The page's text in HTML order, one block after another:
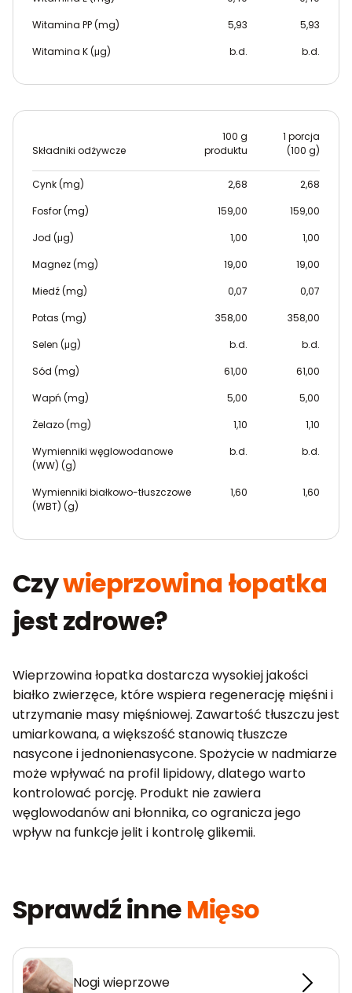
Witamina PP (mg)
5,93
5,93
Witamina K (μg)
b.d. b.d.
Składniki odżywcze
100 g
produktu
1 porcja
(100 g)
Cynk (mg) 2,68
2,68
Fosfor (mg)
159,00
159,00
Jod (μg)
1,00
1,00
Magnez (mg)
19,00
19,00
Miedź (mg)
0,07
0,07
Potas (mg)
358,00
358,00
Selen (μg)
b.d.
b.d.
Sód (mg)
61,00
61,00
Wapń (mg)
5,00
5,00
Żelazo (mg)
1,10
1,10
Wymienniki węglowodanowe
(WW) (g)
b.d. b.d.
Wymienniki białkowo-tłuszczowe
(WBT) (g)
1,60 1,60
Czywieprzowina łopatka
jest zdrowe?
Wieprzowina łopatka dostarcza wysokiej jakości
białko zwierzęce, które wspiera regenerację mięśni i
utrzymanie masy mięśniowej. Zawartość tłuszczu jest
umiarkowana, a większość stanowią tłuszcze
nasycone i jednonienasycone. Spożycie w nadmiarze
może wpływać na profil lipidowy, dlatego warto
kontrolować porcję. Produkt nie zawiera
węglowodanów ani błonnika, co ogranicza jego
wpływ na funkcje jelit i kontrolę glikemii.
Sprawdź inneMięso
Nogi wieprzowe